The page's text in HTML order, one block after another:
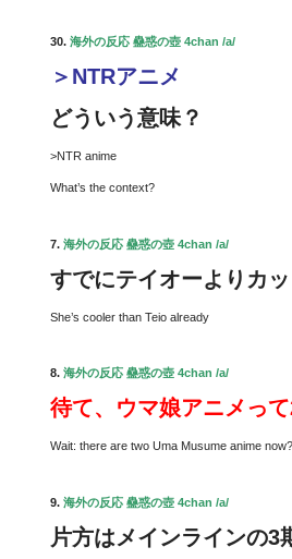
30. 海外の反応 蠱惑の壺 4chan /a/
＞NTRアニメ
どういう意味？
>NTR anime
What’s the context?
7. 海外の反応 蠱惑の壺 4chan /a/
すでにテイオーよりカ
She’s cooler than Teio already
8. 海外の反応 蠱惑の壺 4chan /a/
待て、ウマ娘アニメっ
Wait: there are two Uma Musume anime now?
9. 海外の反応 蠱惑の壺 4chan /a/
片方はメインラインの3